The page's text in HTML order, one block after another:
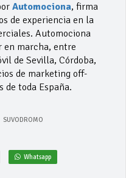
Automociona, firma
de experiencia en la
Automociona
en marcha, entre
de Sevilla, Córdoba,
de marketing off-
de toda España.
SUVODROMO
Whatsapp